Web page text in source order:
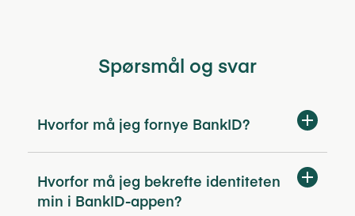
Spørsmål og svar
Hvorfor må jeg fornye BankID?
Hvorfor må jeg bekrefte identiteten
min i BankID-appen?